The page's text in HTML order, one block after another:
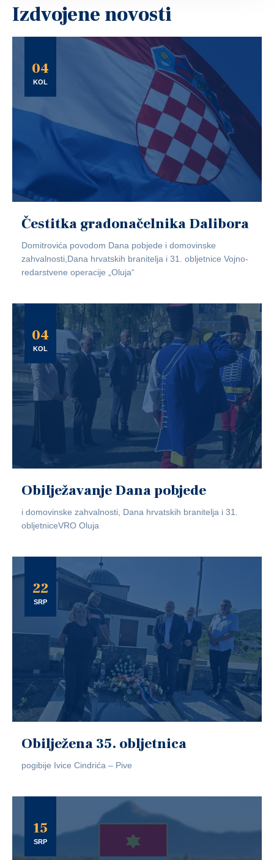
Izdvojene novosti
04
KOL
Čestitka gradonačelnika Dalibora
Domitrovića povodom Dana pobjede i domovinske
zahvalnosti,Dana hrvatskih branitelja i 31. obljetnice Vojno-
redarstvene operacije „Oluja“
04
KOL
Obilježavanje Dana pobjede
i domovinske zahvalnosti, Dana hrvatskih branitelja i 31.
obljetniceVRO Oluja
22
SRP
Obilježena 35. obljetnica
pogibije Ivice Cindrića – Pive
15
SRP